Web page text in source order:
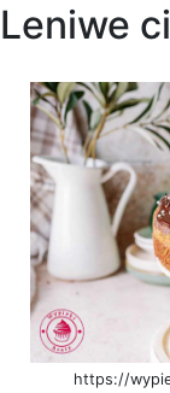
Leniwe
https://